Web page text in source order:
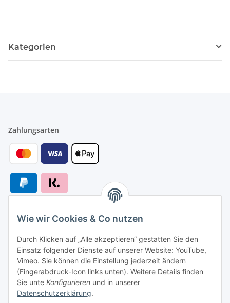
Kategorien
Zahlungsarten
Versandarten
Versand nach
Wie wir Cookies & Co nutzen
Durch Klicken auf „Alle akzeptieren“ gestatten Sie den
Einsatz folgender Dienste auf unserer Website: YouTube,
Vimeo. Sie können die Einstellung jederzeit ändern
(Fingerabdruck-Icon links unten). Weitere Details finden
Sie unte Konfigurieren und in unserer
Datenschutzerklärung.